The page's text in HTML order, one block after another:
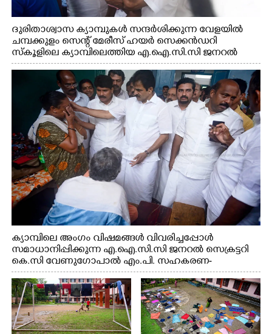
ദുരിതാശ്വാസ ക്യാമ്പുകൾ സന്ദർശിക്കുന്ന വേളയിൽ
ചമ്പക്കുളം സെന്റ് മേരീസ് ഹയർ സെക്കൻഡറി
സ്കൂളിലെ ക്യാമ്പിലെത്തിയ എ.ഐ.സി.സി ജനറൽ
സെക്രട്ടറി കെ.സി വേണുഗോപാൽ എം.പി കുരുന്നിനെ
എടുത്ത് ലാളിച്ചപ്പോൾ. സഹകരണ-എക്സൈസ്
വകുപ്പ് മന്ത്രി എം. ലിജു, കൃഷിവകുപ്പ് മന്ത്രി ടി. സിദ്ദിഖ്,
റെജി ചെറിയാൻ എം. എൽ. എ എന്നിവർ സമീപം
ക്യാമ്പിലെ അംഗം വിഷമങ്ങൾ വിവരിച്ചപ്പോൾ
സമാധാനിപ്പിക്കുന്ന എ.ഐ.സി.സി ജനറൽ സെക്രട്ടറി
കെ.സി വേണുഗോപാൽ എം.പി. സഹകരണ-
എക്സൈസ് വകുപ്പ് മന്ത്രി എം. ലിജു, എന്നിവർ